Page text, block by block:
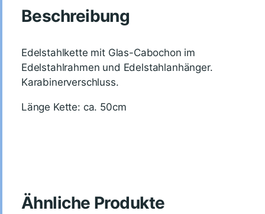
Beschreibung
Edelstahlkette mit Glas-Cabochon im
Edelstahlrahmen und Edelstahlanhänger.
Karabinerverschluss.
Länge Kette: ca. 50cm
Ähnliche Produkte